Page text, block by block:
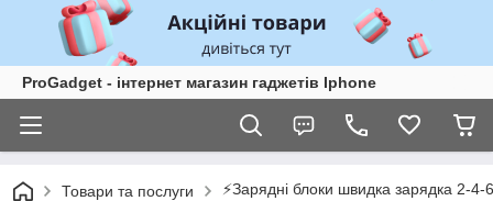
ProGadget - iнтернет магазин гаджетів Iphone
Товари та послуги ⚡Зарядні блоки швидка зарядка 2-4-